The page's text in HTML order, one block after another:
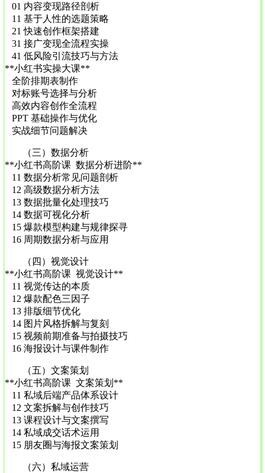
01 内容变现路径剖析
11 基于人性的选题策略
21 快速创作框架搭建
31 接广变现全流程实操
41 低风险引流技巧与方法
**小红书实操大课**
全阶排期表制作
对标账号选择与分析
高效内容创作全流程
PPT 基础操作与优化
实战细节问题解决
（三）数据分析
**小红书高阶课 数据分析进阶**
11 数据分析常见问题剖析
12 高级数据分析方法
13 数据批量化处理技巧
14 数据可视化分析
15 爆款模型构建与规律探寻
16 周期数据分析与应用
（四）视觉设计
**小红书高阶课 视觉设计**
11 视觉传达的本质
12 爆款配色三因子
13 排版细节优化
14 图片风格拆解与复刻
15 视频前期准备与拍摄技巧
16 海报设计与课件制作
（五）文案策划
**小红书高阶课 文案策划**
11 私域后端产品体系设计
12 文案拆解与创作技巧
13 课程设计与文案撰写
14 私域成交话术运用
15 朋友圈与海报文案策划
（六）私域运营